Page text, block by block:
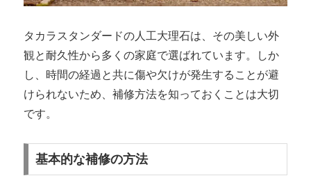
タカラスタンダードの人工大理石は、その美しい外
観と耐久性から多くの家庭で選ばれています。しか
し、時間の経過と共に傷や欠けが発生することが避
けられないため、補修方法を知っておくことは大切
です。
基本的な補修の方法